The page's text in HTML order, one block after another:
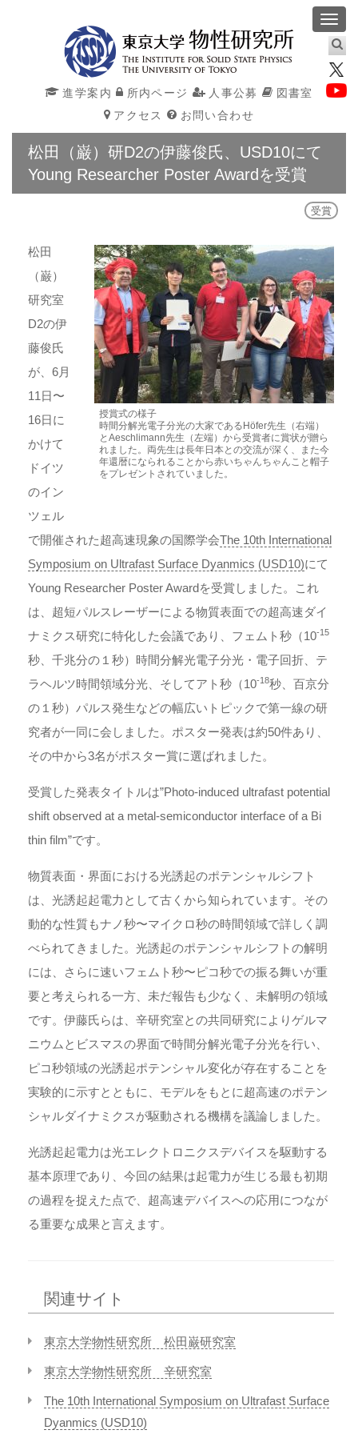
進学案内 所内ページ 人事公募
図書室
アクセス
お問い合わせ
松田（巌）研D2の伊藤俊氏、USD10にて
Young Researcher Poster Awardを受賞
受賞
授賞式の様子
時間分解光電子分光の大家であるHöfer先生（右端）
とAeschlimann先生（左端）から受賞者に賞状が贈ら
れました。両先生は長年日本との交流が深く、また今
年還暦になられることから赤いちゃんちゃんこと帽子
をプレゼントされていました。
松田
（巌）
研究室
D2の伊
藤俊氏
が、6月
11日〜
16日に
かけて
ドイツ
のイン
ツェル
で開催された超高速現象の国際学会The 10th International
Symposium on Ultrafast Surface Dyanmics (USD10)にて
Young Researcher Poster Awardを受賞しました。これ
は、超短パルスレーザーによる物質表面での超高速ダイ
ナミクス研究に特化した会議であり、フェムト秒（10-15
秒、千兆分の１秒）時間分解光電子分光・電子回折、テ
ラヘルツ時間領域分光、そしてアト秒（10-18秒、百京分
の１秒）パルス発生などの幅広いトピックで第一線の研
究者が一同に会しました。ポスター発表は約50件あり、
その中から3名がポスター賞に選ばれました。
受賞した発表タイトルは”Photo-induced ultrafast potential
shift observed at a metal-semiconductor interface of a Bi
thin film”です。
物質表面・界面における光誘起のポテンシャルシフト
は、光誘起起電力として古くから知られています。その
動的な性質もナノ秒〜マイクロ秒の時間領域で詳しく調
べられてきました。光誘起のポテンシャルシフトの解明
には、さらに速いフェムト秒〜ピコ秒での振る舞いが重
要と考えられる一方、未だ報告も少なく、未解明の領域
です。伊藤氏らは、辛研究室との共同研究によりゲルマ
ニウムとビスマスの界面で時間分解光電子分光を行い、
ピコ秒領域の光誘起ポテンシャル変化が存在することを
実験的に示すとともに、モデルをもとに超高速のポテン
シャルダイナミクスが駆動される機構を議論しました。
光誘起起電力は光エレクトロニクスデバイスを駆動する
基本原理であり、今回の結果は起電力が生じる最も初期
の過程を捉えた点で、超高速デバイスへの応用につなが
る重要な成果と言えます。
関連サイト
東京大学物性研究所 松田巌研究室
東京大学物性研究所 辛研究室
The 10th International Symposium on Ultrafast Surface
Dyanmics (USD10)